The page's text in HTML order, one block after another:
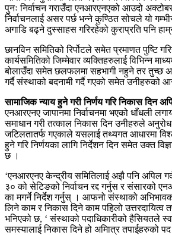
पुनः निर्वाचन गराउँदा एनआरएनएको आउदो
निर्वाचनलाई असर पर्छ भन्ने कुण्ठित सोचले यो
अगाडि बढ्ने दुस्साहस गरिरहेको कुराप्रति पनि
छानविन समितिको रिर्पोटले समेत प्रमाणत पुष्टि
कार्यसमितिको जिम्मेवार व्यक्तिहरुलाई विभिन्न
बोलाउँदा समेत छलफलमा सहभागी नहुने तर तुच्छ
गर्दै संस्थाको बदनामी गर्दै गएको समेत उनीहरुको
सामाजिक न्याय हुने गरी निर्णय गरि निकास दिन
एनआरएनए जापानमा निर्वाचनमा भएको धाँधली
समाधान गरी तत्काल निकास दिन उनीहरुले
जटिलतातर्फ गएकाले यसलाई तथ्यगत आधारमा
हुने गरि निर्णयका लागि निर्देशन दिन समेत उक्त
छ ।
‘एनआरएनए केन्द्रीय समितिलाई अझै पनि अपिल
३० को सेटिङको निर्वाचन रद्द गर्नुस र संसारको
का मगर्ने निर्देश गर्नुस् । आफनो संस्थाको
लिने काम र निकास दिने काम पहिलो उत्तरदायित्व
भनिएको छ, ‘ संस्थाको पदाधिकारीको हैसियतले
समस्यालाई निकास दिने हो अमिात्र तपाईहरुको